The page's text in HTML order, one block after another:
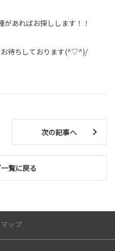
あればお探しします！！
お待ちしております(^▽^)/
覧に戻る
次の記事へ
ップ